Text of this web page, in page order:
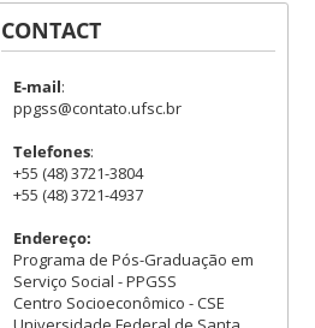
CONTACT
E-mail:
ppgss@contato.ufsc.br
Telefones:
+55 (48) 3721-3804
+55 (48) 3721-4937
Endereço:
Programa de Pós-Graduação em
Serviço Social - PPGSS
Centro Socioeconômico - CSE